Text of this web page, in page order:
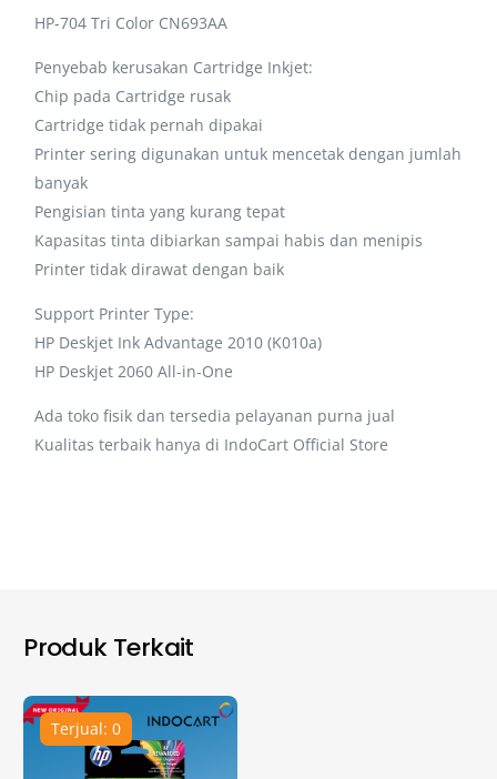
HP-704 Tri Color CN693AA
Penyebab kerusakan Cartridge Inkjet:
Chip pada Cartridge rusak
Cartridge tidak pernah dipakai
Printer sering digunakan untuk mencetak dengan jumlah
banyak
Pengisian tinta yang kurang tepat
Kapasitas tinta dibiarkan sampai habis dan menipis
Printer tidak dirawat dengan baik
Support Printer Type:
HP Deskjet Ink Advantage 2010 (K010a)
HP Deskjet 2060 All-in-One
Ada toko fisik dan tersedia pelayanan purna jual
Kualitas terbaik hanya di IndoCart Official Store
Produk Terkait
Terjual: 0